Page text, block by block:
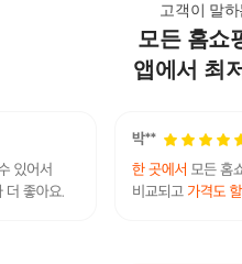
고객이 말
모든 홈쇼
앱에서 최
케렌시아 소프
118,900원
[효재] 코스모스